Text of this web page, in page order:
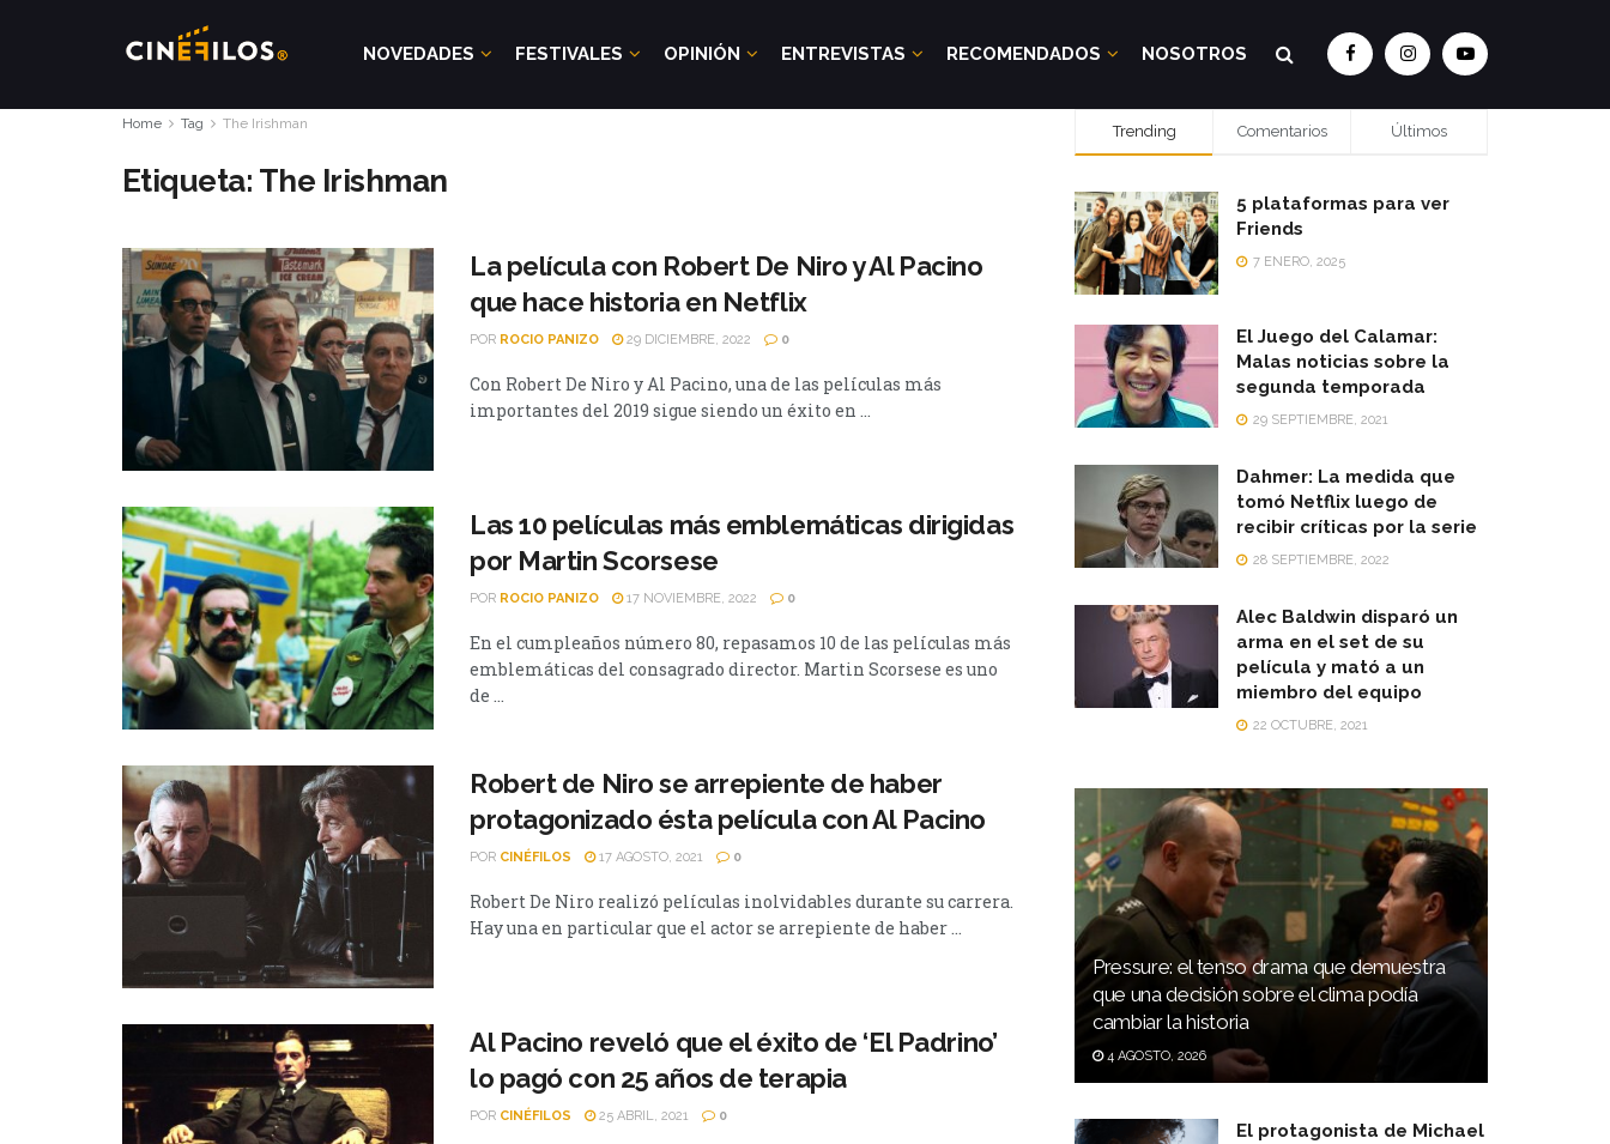
NOVEDADES FESTIVALES OPINIÓN ENTREVISTAS RECOMENDADOS NOSOTROS
Home Tag The Irishman
Etiqueta: The Irishman
La película con Robert De Niro y Al Pacino
que hace historia en Netflix
POR ROCIO PANIZO 29 DICIEMBRE, 2022 0
Con Robert De Niro y Al Pacino, una de las películas más
importantes del 2019 sigue siendo un éxito en ...
Las 10 películas más emblemáticas dirigidas
por Martin Scorsese
POR ROCIO PANIZO 17 NOVIEMBRE, 2022 0
En el cumpleaños número 80, repasamos 10 de las películas más
emblemáticas del consagrado director. Martin Scorsese es uno
de ...
Robert de Niro se arrepiente de haber
protagonizado ésta película con Al Pacino
POR CINÉFILOS 17 AGOSTO, 2021 0
Robert De Niro realizó películas inolvidables durante su carrera.
Hay una en particular que el actor se arrepiente de haber ...
Al Pacino reveló que el éxito de ‘El Padrino’
lo pagó con 25 años de terapia
POR CINÉFILOS 25 ABRIL, 2021 0
Trending Comentarios Últimos
5 plataformas para ver
Friends
7 ENERO, 2025
El Juego del Calamar:
Malas noticias sobre la
segunda temporada
29 SEPTIEMBRE, 2021
Dahmer: La medida que
tomó Netflix luego de
recibir críticas por la serie
28 SEPTIEMBRE, 2022
Alec Baldwin disparó un
arma en el set de su
película y mató a un
miembro del equipo
22 OCTUBRE, 2021
Pressure: el tenso drama que demuestra
que una decisión sobre el clima podía
cambiar la historia
4 AGOSTO, 2026
El protagonista de Michael